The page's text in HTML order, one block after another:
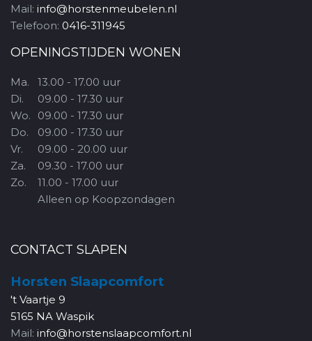
Mail: info@horstenmeubelen.nl
Telefoon: 0416-311945
OPENINGSTIJDEN WONEN
Ma.
Di.
Wo.
Do.
Vr.
Za.
Zo.
13.00 - 17.00 uur
09.00 - 17.30 uur
09.00 - 17.30 uur
09.00 - 17.30 uur
09.00 - 20.00 uur
09.30 - 17.00 uur
11.00 - 17.00 uur
Alleen op Koopzondagen
CONTACT SLAPEN
Horsten Slaapcomfort
't Vaartje 9
5165 NA Waspik
Mail: info@horstenslaapcomfort.nl